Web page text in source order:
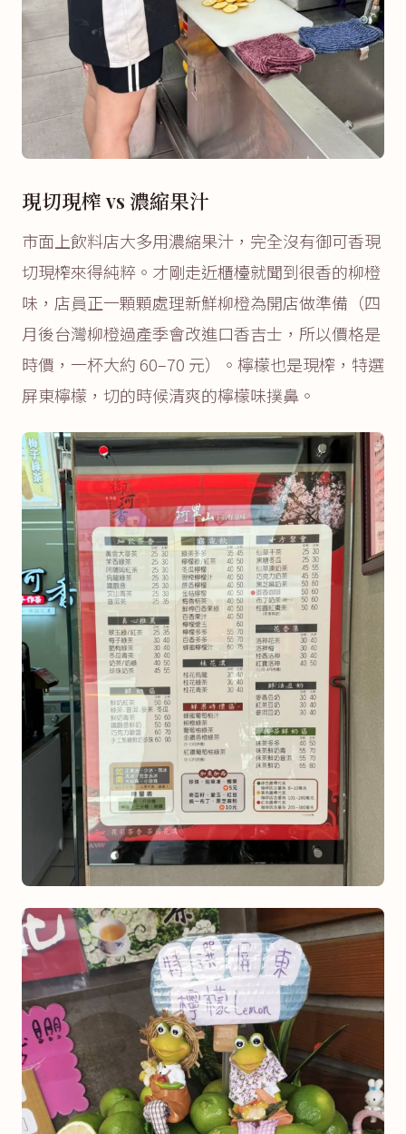
現切現榨 vs 濃縮果汁
市面上飲料店大多用濃縮果汁，完全沒有御可香現
切現榨來得純粹。才剛走近櫃檯就聞到很香的柳橙
味，店員正一顆顆處理新鮮柳橙為開店做準備（四
月後台灣柳橙過產季會改進口香吉士，所以價格是
時價，一杯大約 60–70 元）。檸檬也是現榨，特選
屏東檸檬，切的時候清爽的檸檬味撲鼻。